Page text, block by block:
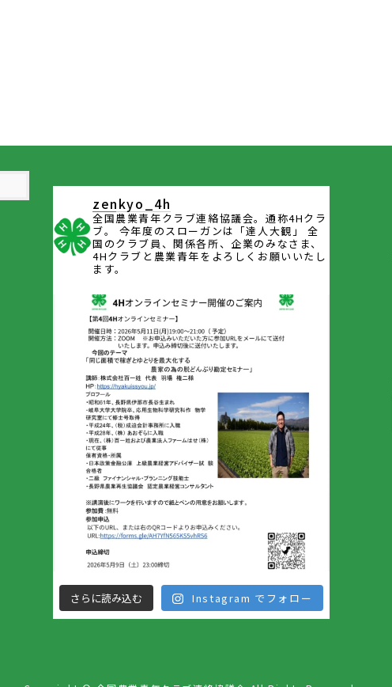
zenkyo_4h
全国農業青年クラブ連絡協議会。通称4Hクラ
ブ。
今年度のスローガンは「達人大観」
全
国のクラブ員、関係各所、企業のみなさま、
4Hクラブと農業青年をよろしくお願いいたし
ます。
さらに読み込む Instagram でフォロー